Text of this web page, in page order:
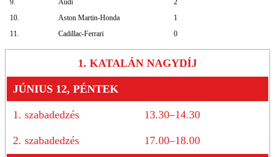
9. Audi
2
10.
Aston Martin-Honda
1
11.
Cadillac-Ferrari 0
1. KATALÁN NAGYDÍJ
JÚNIUS 12, PÉNTEK
1. szabadedzés 13.30–14.30
2. szabadedzés 17.00–18.00